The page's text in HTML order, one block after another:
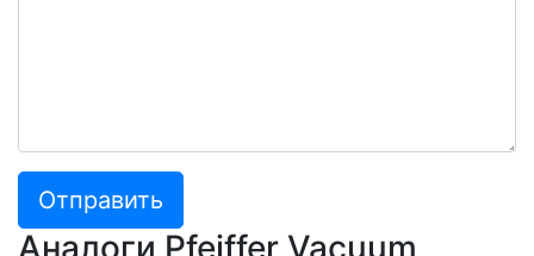
Отправить
Аналоги Pfeiffer Vacuum